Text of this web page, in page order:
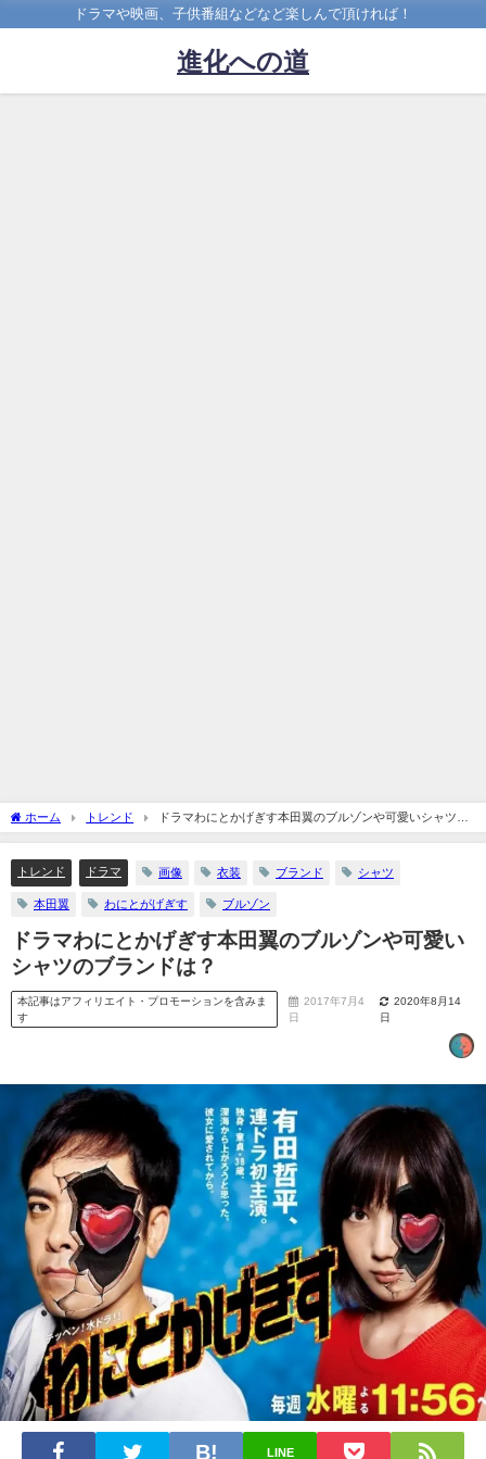
ドラマや映画、子供番組などなど楽しんで頂ければ！
進化への道
ホーム トレンド
ドラマわにとかげぎす本田翼のブルゾンや可愛いシャツの
ブランドは？
トレンド ドラマ 画像 衣装 ブランド シャツ
本田翼 わにとがげぎす ブルゾン
ドラマわにとかげぎす本田翼のブルゾンや可愛い
シャツのブランドは？
本記事はアフィリエイト・プロモーションを含みま
す
2017年7月4
日
2020年8月14
日
LINE